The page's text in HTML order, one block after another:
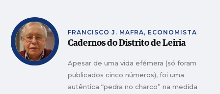
FRANCISCO J. MAFRA, ECONOMISTA
Cadernos do Distrito de Leiria
Apesar de uma vida efémera (só foram
publicados cinco números), foi uma
autêntica “pedra no charco” na medida